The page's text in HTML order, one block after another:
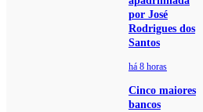
por José
Rodrigues dos
Santos
há 8 horas
Cinco maiores
bancos